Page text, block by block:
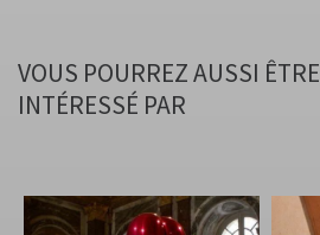
VOUS POURREZ AUSSI ÊTRE
INTÉRESSÉ PAR